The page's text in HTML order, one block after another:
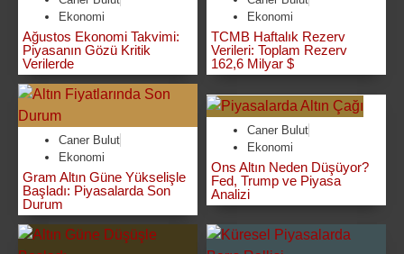
Ekonomi
Ağustos Ekonomi Takvimi:
Piyasanın Gözü Kritik
Verilerde
Ekonomi
TCMB Haftalık Rezerv
Verileri: Toplam Rezerv
162,6 Milyar $
Caner Bulut
Ekonomi
Gram Altın Güne Yükselişle
Başladı: Piyasalarda Son
Durum
Caner Bulut
Ekonomi
Ons Altın Neden Düşüyor?
Fed, Trump ve Piyasa
Analizi